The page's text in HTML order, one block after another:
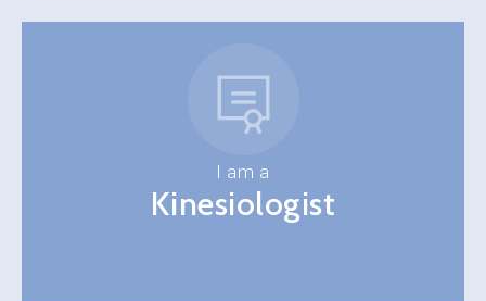
I am a
Kinesiologist